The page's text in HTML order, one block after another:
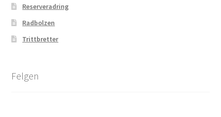
Reserveradring
Radbolzen
Trittbretter
Felgen